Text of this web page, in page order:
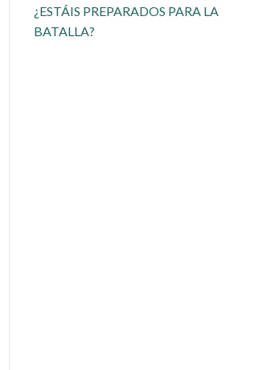
¿ESTÁIS PREPARADOS PARA LA
BATALLA?